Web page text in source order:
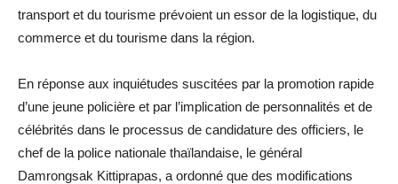
transport et du tourisme prévoient un essor de la logistique, du
commerce et du tourisme dans la région.
En réponse aux inquiétudes suscitées par la promotion rapide
d’une jeune policière et par l’implication de personnalités et de
célébrités dans le processus de candidature des officiers, le
chef de la police nationale thaïlandaise, le général
Damrongsak Kittiprapas, a ordonné que des modifications